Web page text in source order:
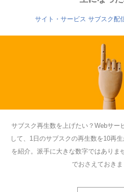
サイト・サービス サブスク配
サブスク再生数を上げたい？Webサー
して、1日のサブスクの再生数を10再
を紹介。派手に大きな数字ではありま
でおさえておきま